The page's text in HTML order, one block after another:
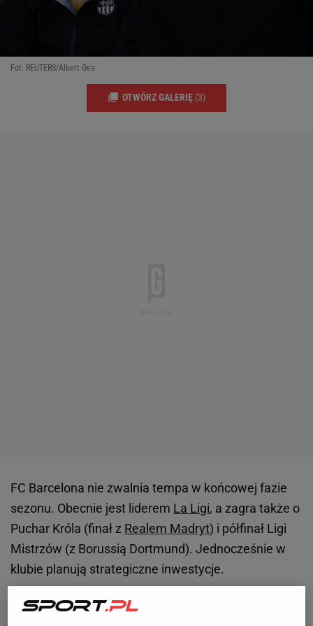
Fot. REUTERS/Albert Gea
OTWÓRZ GALERIĘ (3)
FC Barcelona nie zwalnia tempa w końcowej fazie
sezonu. Obecnie jest liderem La Ligi, a zagra także o
Puchar Króla (finał z Realem Madryt) i półfinał Ligi
Mistrzów (z Borussią Dortmund). Jednocześnie w
klubie planują strategiczne inwestycje.